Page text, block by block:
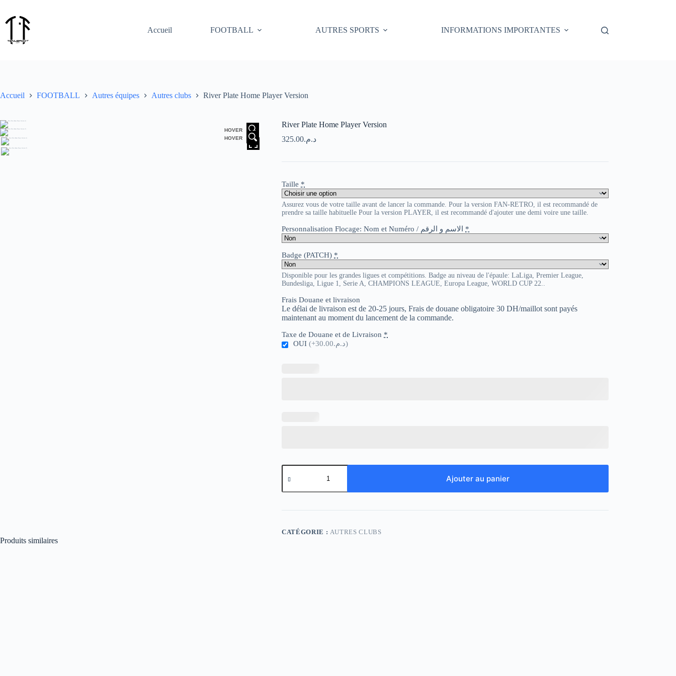
contenu
Accueil
FOOTBALL AUTRES SPORTS INFORMATIONS IMPORTANTES
Accueil FOOTBALL Autres équipes Autres clubs River Plate Home Player Version
HOVER
HOVER
River Plate Home Player Version
د.م.325.00
Taille *
Assurez vous de votre taille avant de lancer la commande. Pour la version FAN-RETRO, il est recommandé de
prendre sa taille habituelle Pour la version PLAYER, il est recommandé d'ajouter une demi voire une taille.
Personnalisation Flocage: Nom et Numéro / الاسم و الرقم *
Badge (PATCH) *
Disponible pour les grandes ligues et compétitions. Badge au niveau de l'épaule: LaLiga, Premier League,
Bundesliga, Ligue 1, Serie A, CHAMPIONS LEAGUE, Europa League, WORLD CUP 22..
Frais Douane et livraison
Le délai de livraison est de 20-25 jours, Frais de douane obligatoire 30 DH/maillot sont payés
maintenant au moment du lancement de la commande.
Taxe de Douane et de Livraison *
OUI
(+د.م.30.00)
quantité
de
Plate
Player
Ajouter au panier
CATÉGORIE : AUTRES CLUBS
Produits similaires